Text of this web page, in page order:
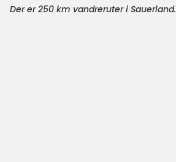
Der er 250 km vandreruter i Sauerland.